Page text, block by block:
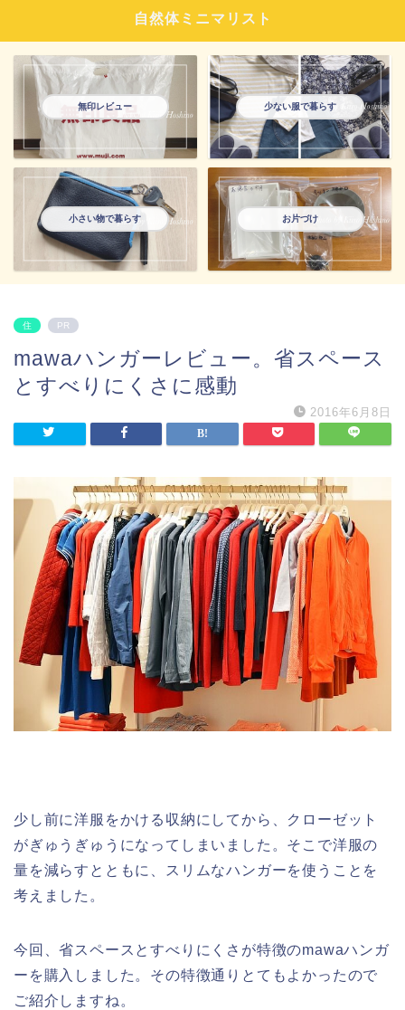
自然体ミニマリスト
無印レビュー 少ない服で暮らす
小さい物で暮らす お片づけ
住 PR
mawaハンガーレビュー。省スペース
とすべりにくさに感動
2016年6月8日
少し前に洋服をかける収納にしてから、クローゼット
がぎゅうぎゅうになってしまいました。そこで洋服の
量を減らすとともに、スリムなハンガーを使うことを
考えました。
今回、省スペースとすべりにくさが特徴のmawaハンガ
ーを購入しました。その特徴通りとてもよかったので
ご紹介しますね。